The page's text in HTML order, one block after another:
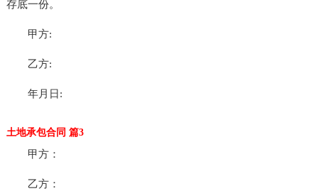
存底一份。
甲方:
乙方:
年月日:
土地承包合同 篇3
甲方：
乙方：